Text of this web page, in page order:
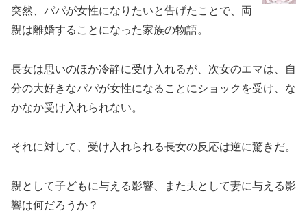
突然、パパが女性になりたいと告げたことで、両
親は離婚することになった家族の物語。
長女は思いのほか冷静に受け入れるが、次女のエマは、自
分の大好きなパパが女性になることにショックを受け、な
かなか受け入れられない。
それに対して、受け入れられる長女の反応は逆に驚きだ。
親として子どもに与える影響、また夫として妻に与える影
響は何だろうか？